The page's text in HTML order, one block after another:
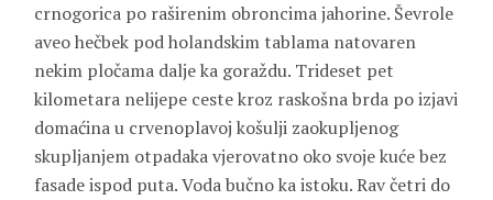
crnogorica po raširenim obroncima jahorine. Ševrole
aveo hečbek pod holandskim tablama natovaren
nekim pločama dalje ka goraždu. Trideset pet
kilometara nelijepe ceste kroz raskošna brda po izjavi
domaćina u crvenoplavoj košulji zaokupljenog
skupljanjem otpadaka vjerovatno oko svoje kuće bez
fasade ispod puta. Voda bučno ka istoku. Rav četri do